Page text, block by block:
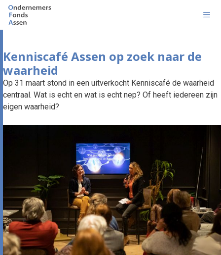
naar
de
Kenniscafé Assen op zoek naar de
waarheid
Op 31 maart stond in een uitverkocht Kenniscafé de waarheid
centraal. Wat is echt en wat is echt nep? Of heeft iedereen zijn
eigen waarheid?